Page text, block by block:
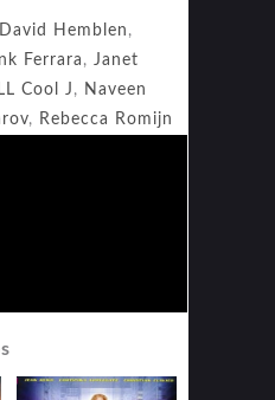
David Hemblen ,
Ferrara , Janet
LL Cool J , Naveen
, Rebecca Romijn